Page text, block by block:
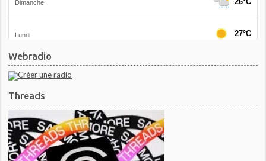
Webradio
Threads